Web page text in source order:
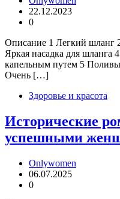
22.12.2023
0
Описание 1 Легкий шланг
Яркая насадка для шланга
капельным путем 5
Очень […]
Здоровье и красота
Исторические
успешными
Onlywomen
06.07.2025
0